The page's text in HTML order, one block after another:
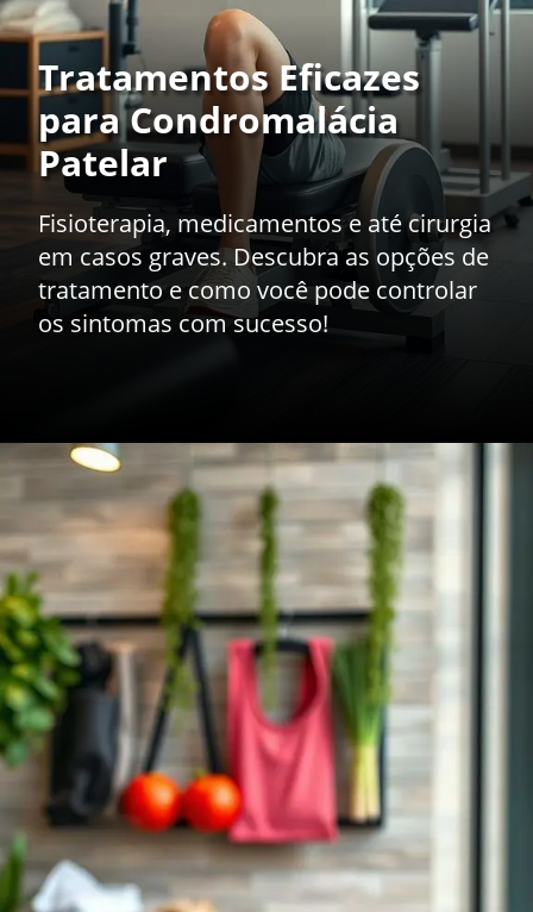
Tratamentos Eficazes
para Condromalácia
Patelar
Fisioterapia, medicamentos e até cirurgia
em casos graves. Descubra as opções de
tratamento e como você pode controlar
os sintomas com sucesso!
Opening